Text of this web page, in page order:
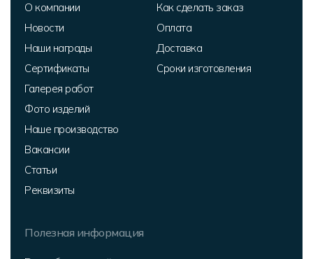
О компании
Новости
Наши награды
Сертификаты
Галерея работ
Фото изделий
Наше производство
Вакансии
Статьи
Реквизиты
Как сделать заказ
Оплата
Доставка
Сроки изготовления
Полезная информация